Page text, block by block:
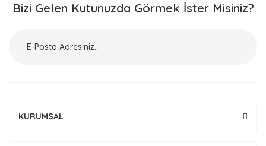
Bizi Gelen Kutunuzda Görmek İster Misiniz?
KURUMSAL